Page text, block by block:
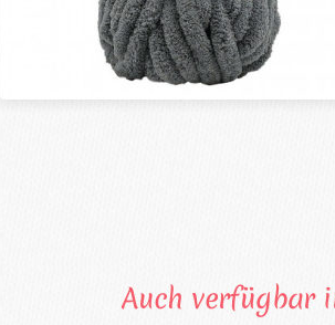
Auch verfügbar